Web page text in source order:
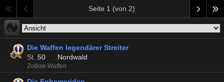
Seite 1 (von 2)
Die Waffen legendärer Streiter
St. 50 Nordwald
Zodiak-Waffen